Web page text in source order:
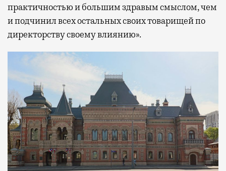
практичностью и большим здравым смыслом, чем
и подчинил всех остальных своих товарищей по
директорству своему влиянию».